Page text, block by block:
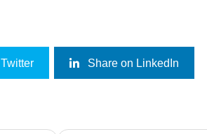
Share on LinkedIn